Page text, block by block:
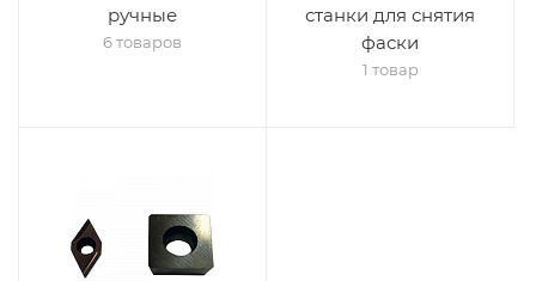
ручные
6 товаров
станки для снятия
фаски
1 товар